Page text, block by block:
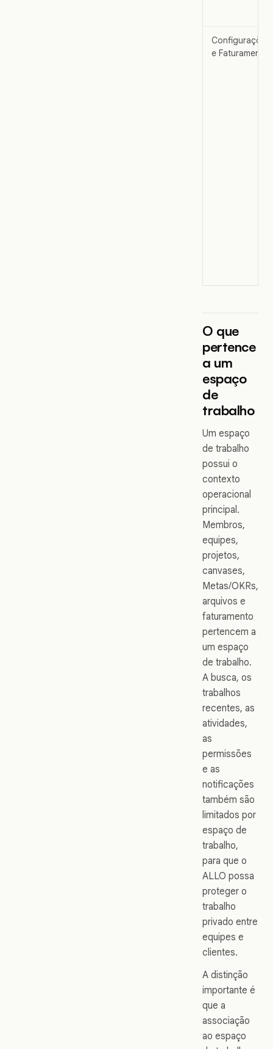
Configurações
e Faturamento
O que
pertence
a um
espaço
de
trabalho
Um espaço
de trabalho
possui o
contexto
operacional
principal.
Membros,
equipes,
projetos,
canvases,
Metas/OKRs,
arquivos e
faturamento
pertencem a
um espaço
de trabalho.
A busca, os
trabalhos
recentes, as
atividades,
as
permissões
e as
notificações
também são
limitados por
espaço de
trabalho,
para que o
ALLO possa
proteger o
trabalho
privado entre
equipes e
clientes.
A distinção
importante é
que a
associação
ao espaço